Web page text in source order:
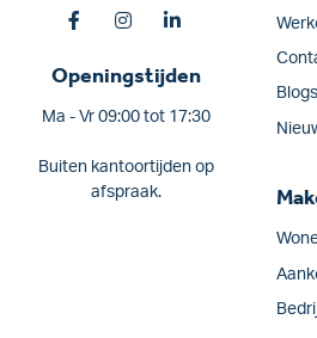
Openingstijden
Ma - Vr 09:00 tot 17:30
Buiten kantoortijden op
afspraak.